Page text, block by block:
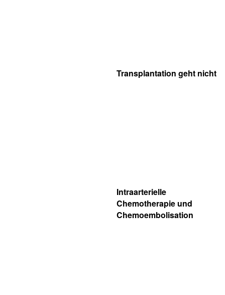
Transplantation geht nicht
Intraarterielle
Chemotherapie und
Chemoembolisation